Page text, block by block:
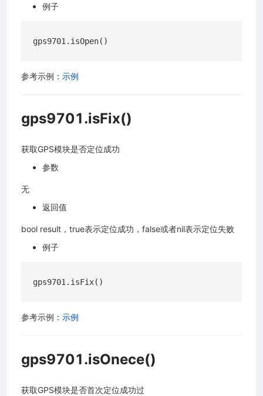
例子
参考示例： 示例
gps9701.isFix()
获取GPS模块是否定位成功
参数
无
返回值
bool result，true表示定位成功，false或者nil表示定位失败
例子
参考示例： 示例
gps9701.isOnece()
获取GPS模块是否首次定位成功过